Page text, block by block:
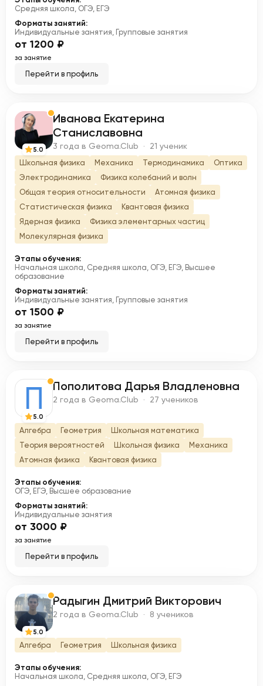
Средняя школа, ОГЭ, ЕГЭ
Форматы занятий:
Индивидуальные занятия, Групповые занятия
от 1200 ₽
за занятие
Перейти в профиль
И
5.0
Иванова Екатерина
Станиславовна
3 года в Geoma.Club · 21 ученик
Школьная физика Механика Термодинамика
Оптика
Электродинамика
Физика колебаний и волн
Общая теория относительности
Атомная физика
Статистическая физика
Квантовая физика
Ядерная физика
Физика элементарных частиц
Молекулярная физика
Этапы обучения:
Начальная школа, Средняя школа, ОГЭ, ЕГЭ, Высшее
образование
Форматы занятий:
Индивидуальные занятия, Групповые занятия
от 1500 ₽
за занятие
Перейти в профиль
П
5.0
Пополитова Дарья Владленовна
2 года в Geoma.Club · 27 учеников
Алгебра Геометрия
Школьная математика
Теория вероятностей
Школьная физика
Механика
Атомная физика
Квантовая физика
Этапы обучения:
ОГЭ, ЕГЭ, Высшее образование
Форматы занятий:
Индивидуальные занятия
от 3000 ₽
за занятие
Перейти в профиль
Р
5.0
Радыгин Дмитрий Викторович
2 года в Geoma.Club · 8 учеников
Алгебра Геометрия Школьная физика
Этапы обучения:
Начальная школа, Средняя школа, ОГЭ, ЕГЭ